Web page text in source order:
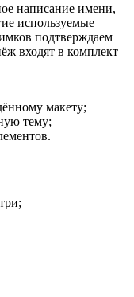
написание имени,
используемые
подтверждаем
входят в комплект
макету;
тему;